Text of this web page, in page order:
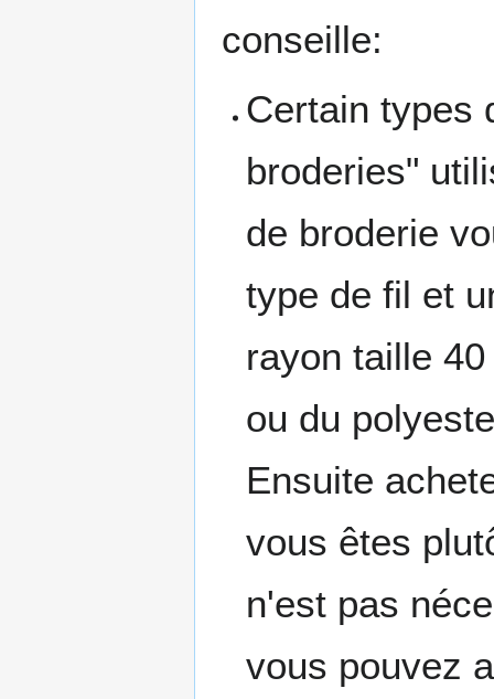
conseille:
Certain types
broderies"
de broderie
type de fil et
rayon taille
ou du
Ensuite
vous êtes
n'est pas
vous pouvez